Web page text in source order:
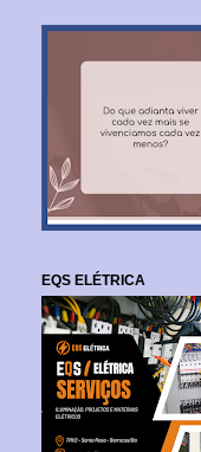
EQS ELÉTRICA